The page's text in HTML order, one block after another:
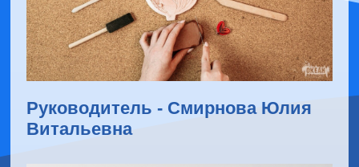
Руководитель - Смирнова Юлия
Витальевна